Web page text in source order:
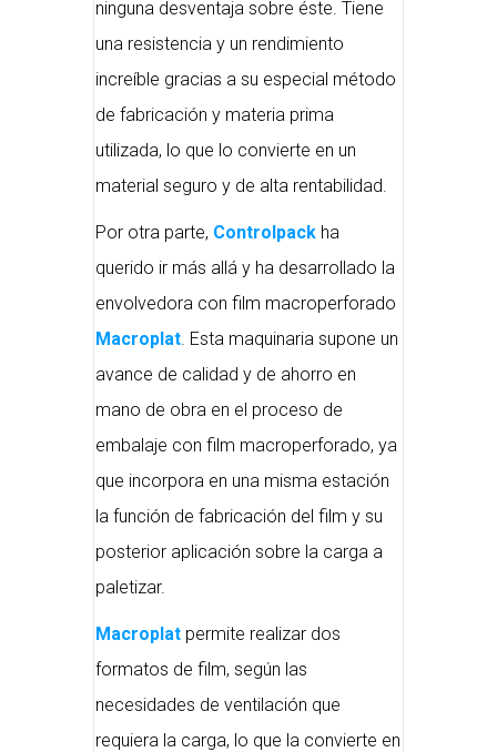
ninguna desventaja sobre éste. Tiene
una resistencia y un rendimiento
increíble gracias a su especial método
de fabricación y materia prima
utilizada, lo que lo convierte en un
material seguro y de alta rentabilidad.
Por otra parte, Controlpack ha
querido ir más allá y ha desarrollado la
envolvedora con film macroperforado
Macroplat. Esta maquinaria supone un
avance de calidad y de ahorro en
mano de obra en el proceso de
embalaje con film macroperforado, ya
que incorpora en una misma estación
la función de fabricación del film y su
posterior aplicación sobre la carga a
paletizar.
Macroplat permite realizar dos
formatos de film, según las
necesidades de ventilación que
requiera la carga, lo que la convierte en